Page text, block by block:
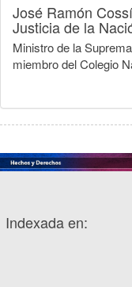
José Ramón
Justicia de la
Ministro de la
miembro del Colegio
Indexada en: